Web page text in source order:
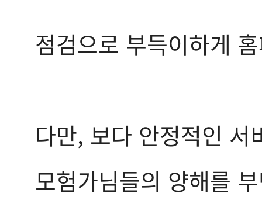
점검으로 부득이하게
다만, 보다 안정적인
모험가님들의 양해를